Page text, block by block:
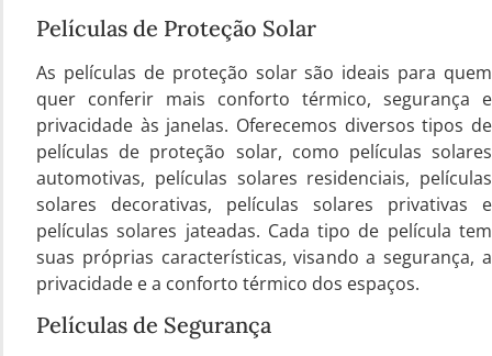
Películas de Proteção Solar
As películas de proteção solar são ideais para quem
quer conferir mais conforto térmico, segurança e
privacidade às janelas. Oferecemos diversos tipos de
películas de proteção solar, como películas solares
automotivas, películas solares residenciais, películas
solares decorativas, películas solares privativas e
películas solares jateadas. Cada tipo de película tem
suas próprias características, visando a segurança, a
privacidade e a conforto térmico dos espaços.
Películas de Segurança